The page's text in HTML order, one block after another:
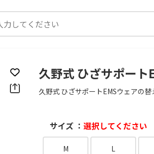
お気に入りに登録
久野式 ひざサポー
久野式 ひざサポートEMSウェアの
サイズ ： 選択してください
M L